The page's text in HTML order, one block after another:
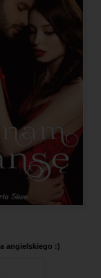
angielskiego :)